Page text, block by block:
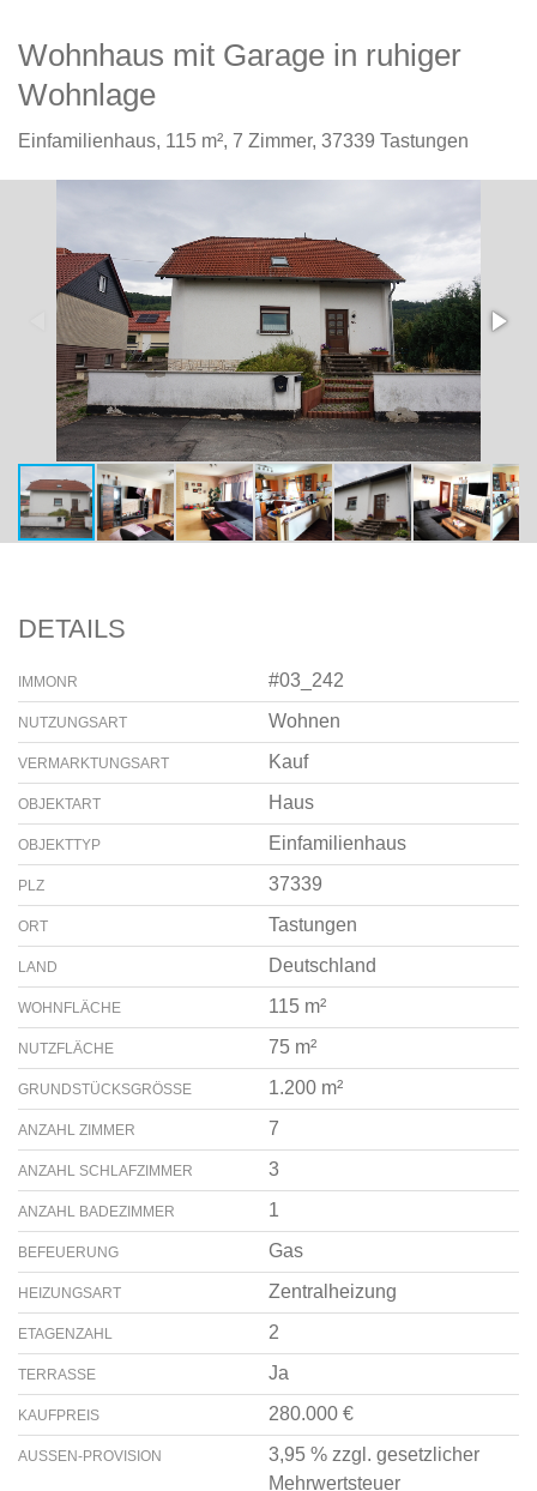
Wohnhaus mit Garage in ruhiger
Wohnlage
Einfamilienhaus, 115 m², 7 Zimmer, 37339 Tastungen
DETAILS
IMMONR #03_242
NUTZUNGSART Wohnen
VERMARKTUNGSART Kauf
OBJEKTART Haus
OBJEKTTYP Einfamilienhaus
PLZ 37339
ORT Tastungen
LAND Deutschland
WOHNFLÄCHE 115 m²
NUTZFLÄCHE 75 m²
GRUNDSTÜCKSGRÖSSE 1.200 m²
ANZAHL ZIMMER 7
ANZAHL SCHLAFZIMMER 3
ANZAHL BADEZIMMER 1
BEFEUERUNG Gas
HEIZUNGSART Zentralheizung
ETAGENZAHL 2
TERRASSE Ja
KAUFPREIS 280.000 €
AUSSEN-PROVISION
3,95 % zzgl. gesetzlicher
Mehrwertsteuer